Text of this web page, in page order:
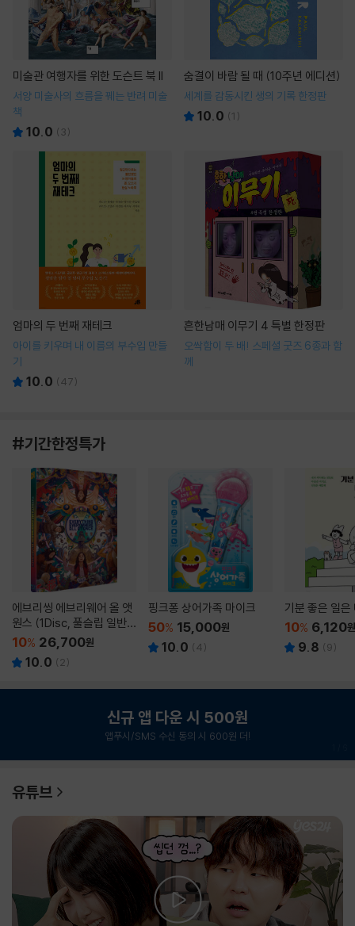
미술관 여행자를 위한 도슨트 북 II
서양 미술사의 흐름을 꿰는 반려 미술
책
10.0 ( 3)
숨결이 바람 될 때 (10주년 에디션)
세계를 감동시킨 생의 기록 한정판
10.0 (1 )
엄마의 두 번째 재테크
아이를 키우며 내 이름의 부수입 만들
기
10.0 (47)
흔한남매 이무기 4 특별 한정판
오싹함이 두 배! 스페셜 굿즈 6종과 함
께
#기간한정특가
에브리씽 에브리웨어 올 앳
원스 (1Disc, 풀슬립 일반
판) : 블루레이
10% 26,700원
10.0 ( 2)
핑크퐁 상어가족 마이크
50% 15,000원
10.0 (4)
기분 좋은 일은
10% 6,120원
9.8 (9)
신규 앱 다운 시 500원
앱푸시/SMS 수신 동의 시 600원 더!
유튜브